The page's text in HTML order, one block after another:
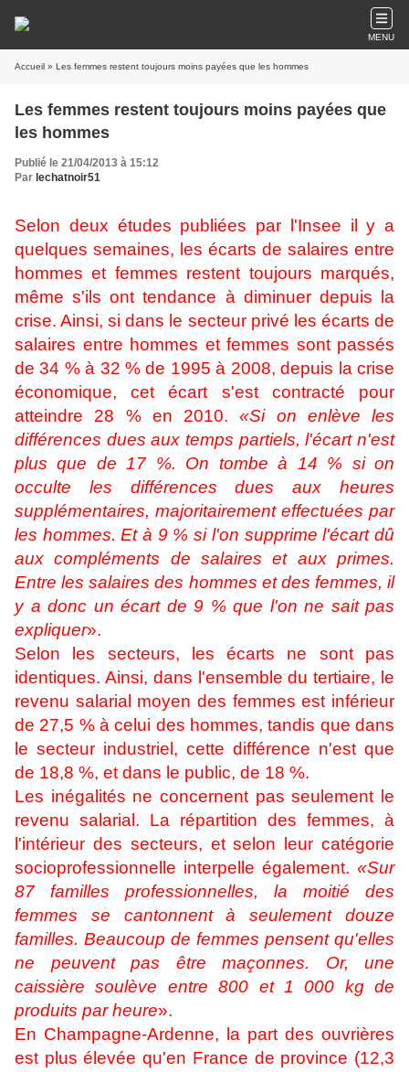
MENU
Accueil » Les femmes restent toujours moins payées que les hommes
Les femmes restent toujours moins payées que
les hommes
Publié le 21/04/2013 à 15:12
Par lechatnoir51
Selon deux études publiées par l'Insee il y a
quelques semaines, les écarts de salaires entre
hommes et femmes restent toujours marqués,
même s'ils ont tendance à diminuer depuis la
crise. Ainsi, si dans le secteur privé les écarts de
salaires entre hommes et femmes sont passés
de 34 % à 32 % de 1995 à 2008, depuis la crise
économique, cet écart s'est contracté pour
atteindre 28 % en 2010.«Si on enlève les
différences dues aux temps partiels, l'écart n'est
plus que de 17 %. On tombe à 14 % si on
occulte les différences dues aux heures
supplémentaires, majoritairement effectuées par
les hommes. Et à 9 % si l'on supprime l'écart dû
aux compléments de salaires et aux primes.
Entre les salaires des hommes et des femmes, il
y a donc un écart de 9 % que l'on ne sait pas
expliquer».
Selon les secteurs, les écarts ne sont pas
identiques. Ainsi, dans l'ensemble du tertiaire, le
revenu salarial moyen des femmes est inférieur
de 27,5 % à celui des hommes, tandis que dans
le secteur industriel, cette différence n'est que
de 18,8 %, et dans le public, de 18 %.
Les inégalités ne concernent pas seulement le
revenu salarial. La répartition des femmes, à
l'intérieur des secteurs, et selon leur catégorie
socioprofessionnelle interpelle également. «Sur
87 familles professionnelles, la moitié des
femmes se cantonnent à seulement douze
familles. Beaucoup de femmes pensent qu'elles
ne peuvent pas être maçonnes. Or, une
caissière soulève entre 800 et 1 000 kg de
produits par heure».
En Champagne-Ardenne, la part des ouvrières
est plus élevée qu'en France de province (12,3